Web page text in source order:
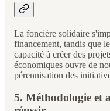
La foncière solidaire
financement, tandis que
capacité à créer des
économiques ouvre de
pérennisation des
5. Méthodologie et